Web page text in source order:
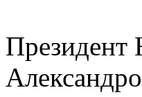
Президент